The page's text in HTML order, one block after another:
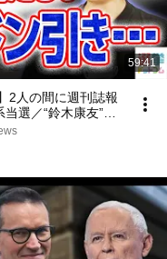
59:41
2人の間に週刊誌報
選／“鈴木康友”氏
山本期日前】｜選